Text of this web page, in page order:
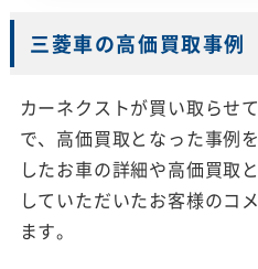
三菱車の高価買取事例
カーネクストが買い取らせ
で、高価買取となった事例
したお車の詳細や高価買取
していただいたお客様のコ
ます。